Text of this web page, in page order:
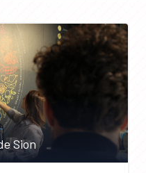
Sion